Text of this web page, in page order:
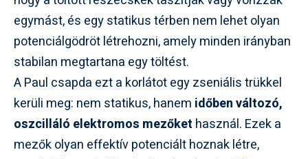
egymást, és egy statikus térben nem lehet olyan
potenciálgödröt létrehozni, amely minden irányban
stabilan megtartana egy töltést.
A Paul csapda ezt a korlátot egy zseniális trükkel
kerüli meg: nem statikus, hanem időben változó,
oszcilláló elektromos mezőket használ. Ezek a
mezők olyan effektív potenciált hoznak létre,